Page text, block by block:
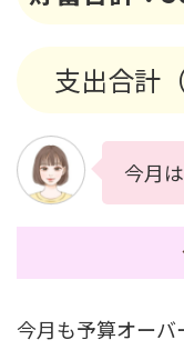
支出合計
今月
今月も予算オーバ